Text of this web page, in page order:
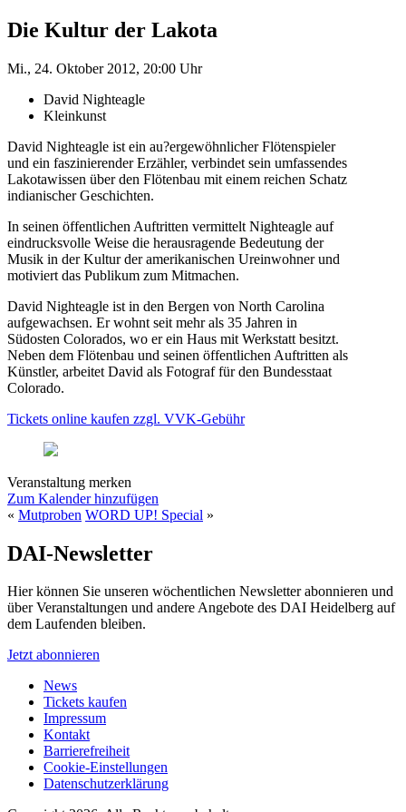
Die Kultur der Lakota
Mi., 24. Oktober 2012, 20:00 Uhr
David Nighteagle
Kleinkunst
David Nighteagle ist ein au?ergewöhnlicher Flötenspieler
und ein faszinierender Erzähler, verbindet sein umfassendes
Lakotawissen über den Flötenbau mit einem reichen Schatz
indianischer Geschichten.
In seinen öffentlichen Auftritten vermittelt Nighteagle auf
eindrucksvolle Weise die herausragende Bedeutung der
Musik in der Kultur der amerikanischen Ureinwohner und
motiviert das Publikum zum Mitmachen.
David Nighteagle ist in den Bergen von North Carolina
aufgewachsen. Er wohnt seit mehr als 35 Jahren in
Südosten Colorados, wo er ein Haus mit Werkstatt besitzt.
Neben dem Flötenbau und seinen öffentlichen Auftritten als
Künstler, arbeitet David als Fotograf für den Bundesstaat
Colorado.
Tickets online kaufen zzgl. VVK-Gebühr
Veranstaltung merken
Zum Kalender hinzufügen
« Mutproben WORD UP! Special »
DAI-Newsletter
Hier können Sie unseren wöchentlichen Newsletter abonnieren und
über Veranstaltungen und andere Angebote des DAI Heidelberg auf
dem Laufenden bleiben.
Jetzt abonnieren
News
Tickets kaufen
Impressum
Kontakt
Barrierefreiheit
Cookie-Einstellungen
Datenschutzerklärung